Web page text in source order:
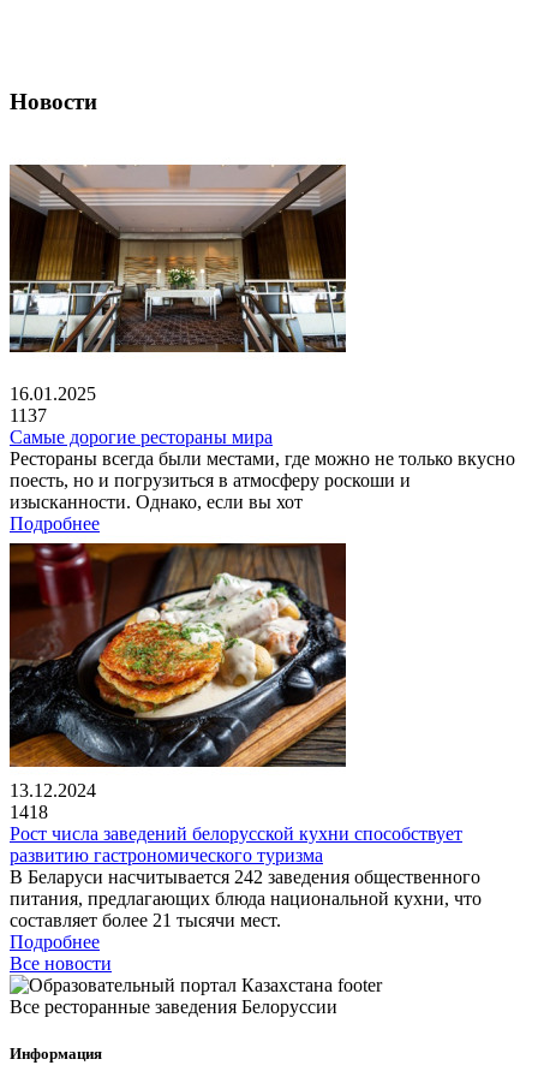
Новости
16.01.2025
1137
Самые дорогие рестораны мира
Рестораны всегда были местами, где можно не только вкусно
поесть, но и погрузиться в атмосферу роскоши и
изысканности. Однако, если вы хот
Подробнее
13.12.2024
1418
Рост числа заведений белорусской кухни способствует
развитию гастрономического туризма
В Беларуси насчитывается 242 заведения общественного
питания, предлагающих блюда национальной кухни, что
составляет более 21 тысячи мест.
Подробнее
Все новости
Все ресторанные заведения Белоруссии
Информация